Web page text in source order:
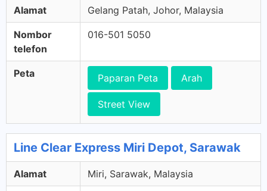
Alamat Gelang Patah, Johor, Malaysia
Nombor
telefon
016-501 5050
Peta Paparan Peta Arah
Street View
Line Clear Express Miri Depot, Sarawak
Alamat Miri, Sarawak, Malaysia